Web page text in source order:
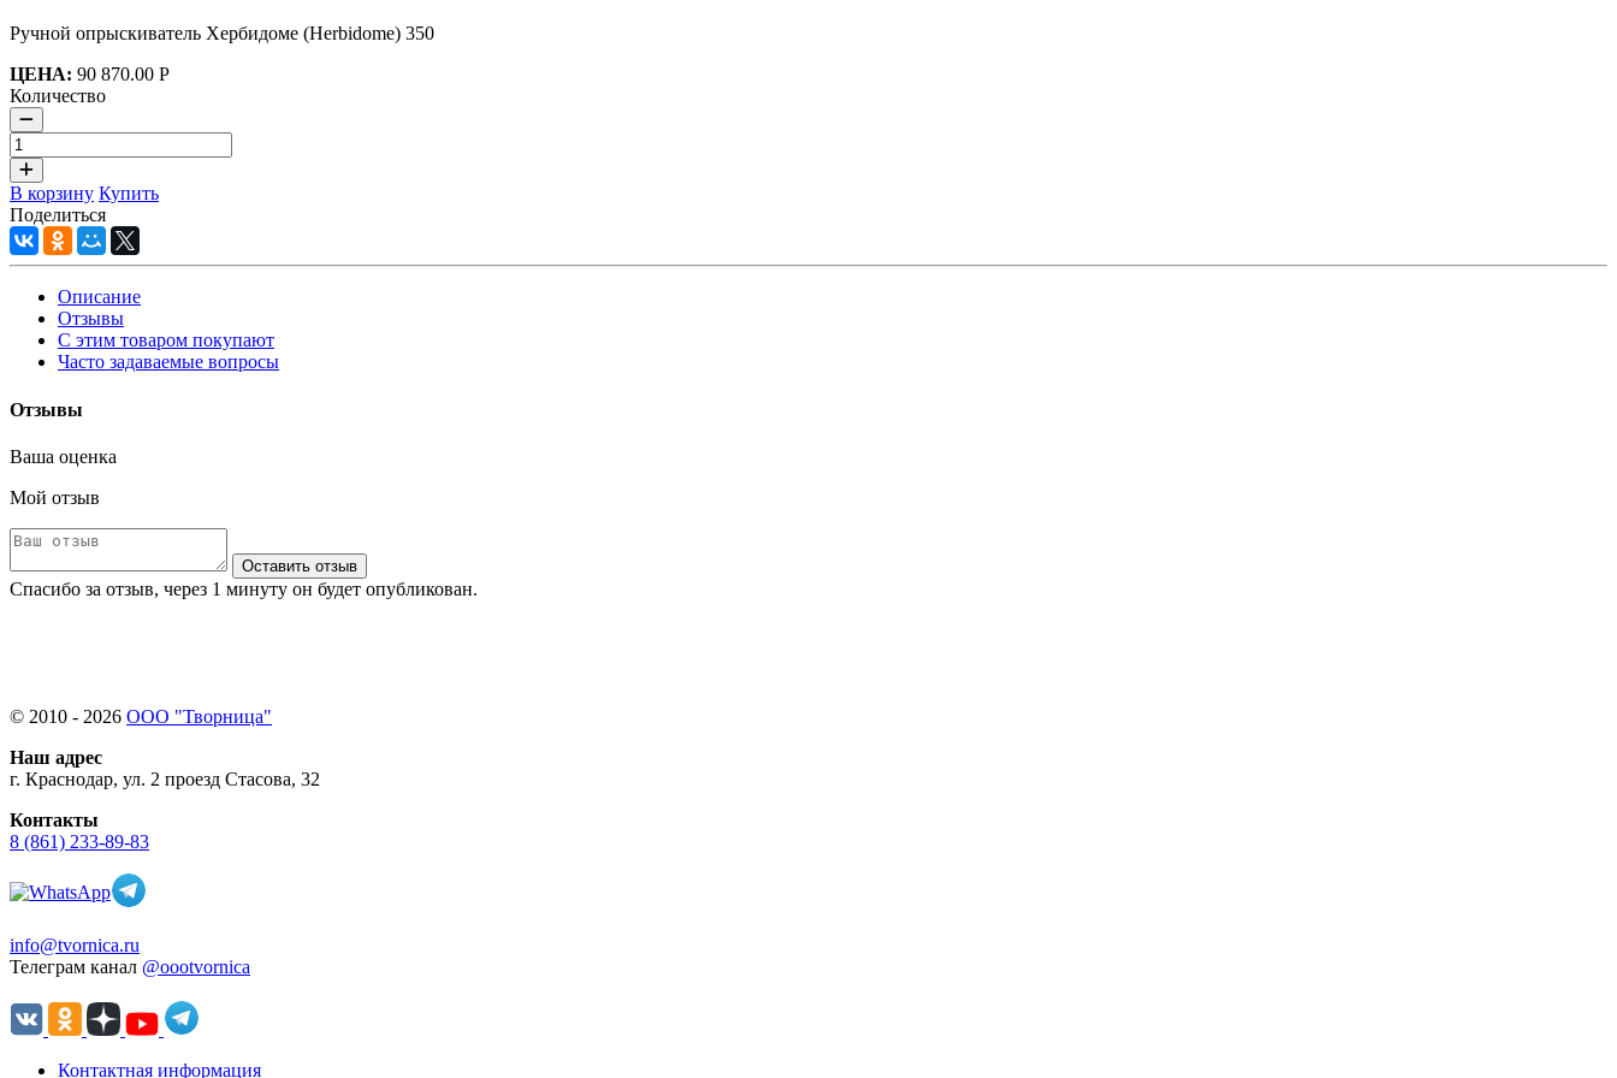
Ручной опрыскиватель Хербидоме (Herbidome) 350
ЦЕНА: 90 870.00 Р
Количество
В корзину Купить
Поделиться
Описание
Отзывы
С этим товаром покупают
Часто задаваемые вопросы
Отзывы
Ваша оценка
Мой отзыв
Оставить отзыв
Спасибо за отзыв, через 1 минуту он будет опубликован.
© 2010 - 2026 ООО "Творница"
Наш адрес
г. Краснодар, ул. 2 проезд Стасова, 32
Контакты
8 (861) 233-89-83
info@tvornica.ru
Телеграм канал @oootvornica
Контактная информация